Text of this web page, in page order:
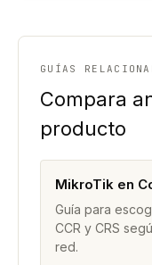
GUÍAS
Compara
producto
MikroTik en
Guía para
CCR y CRS
red.